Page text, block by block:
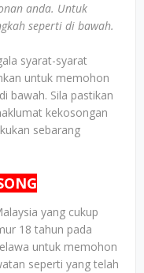
anda. Untuk
seperti di bawah.
syarat-syarat
untuk memohon
bawah. Sila pastikan
kekosongan
sebarang
yang cukup
18 tahun pada
untuk memohon
seperti yang telah